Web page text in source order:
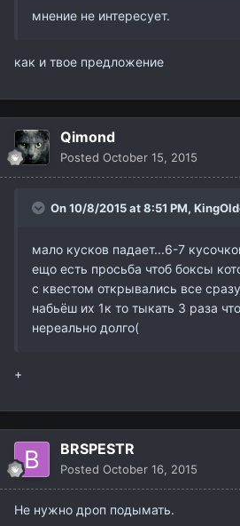
мнение не интересует.
как и твое предложение
Qimond
Posted October 15, 2015
On 10/8/2015 at 8:51 PM,
мало кусков падает...6-7
ещо есть просьба чтоб боксы
с квестом открывались все
набьёш их 1к то тыкать 3 раза
нереально долго(
+
BRSPESTR
Posted October 16, 2015
Не нужно дроп подымать.